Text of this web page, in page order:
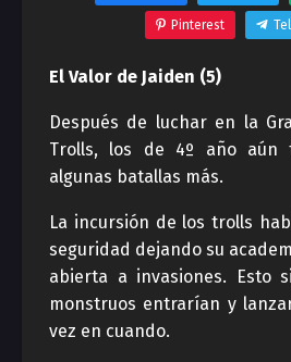
Pinterest
El Valor de Jaiden (5)
Después de luchar en la
Trolls, los de 4º año aún
algunas batallas más.
La incursión de los trolls
seguridad dejando su
abierta a invasiones. Esto
monstruos entrarían y
vez en cuando.